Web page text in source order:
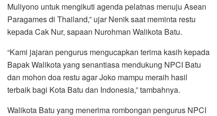
Muliyono untuk mengikuti agenda pelatnas menuju Asean
Paragames di Thailand,” ujar Nenik saat meminta restu
kepada Cak Nur, sapaan Nurohman Walikota Batu.
“Kami jajaran pengurus mengucapkan terima kasih kepada
Bapak Walikota yang senantiasa mendukung NPCI Batu
dan mohon doa restu agar Joko mampu meraih hasil
terbaik bagi Kota Batu dan Indonesia,” tambahnya.
Walikota Batu yang menerima rombongan pengurus NPCI